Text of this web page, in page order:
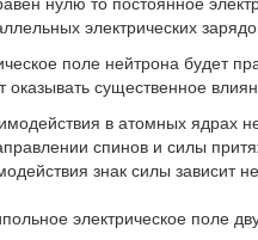
электрических
поле нейтрона будет
оказывать существенное
в атомных
спинов и силы
знак силы зависит
электрическое поле